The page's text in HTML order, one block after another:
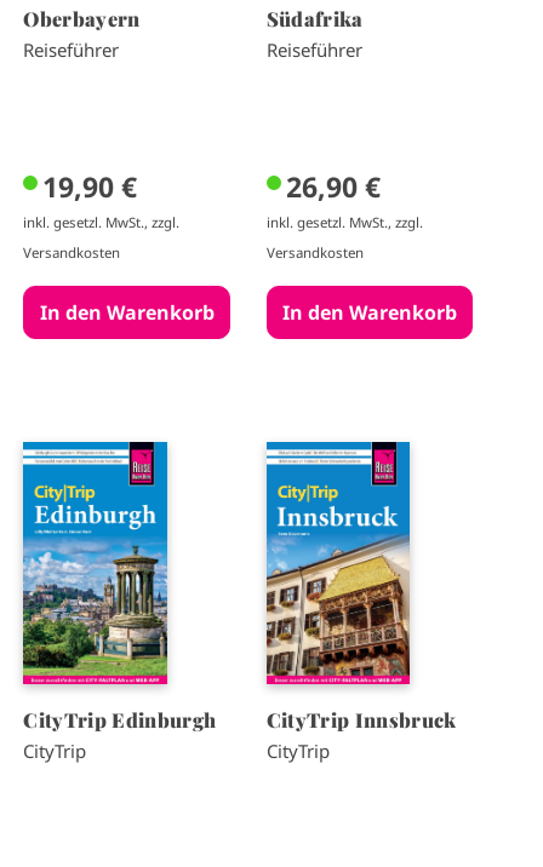
Oberbayern
Reiseführer
19,90 €
inkl. gesetzl. MwSt., zzgl.
Versandkosten
Südafrika
Reiseführer
26,90 €
inkl. gesetzl. MwSt., zzgl.
Versandkosten
I
m
a
g
e
CityTrip Edinburgh
CityTrip
I
m
a
g
e
CityTrip Innsbruck
CityTrip